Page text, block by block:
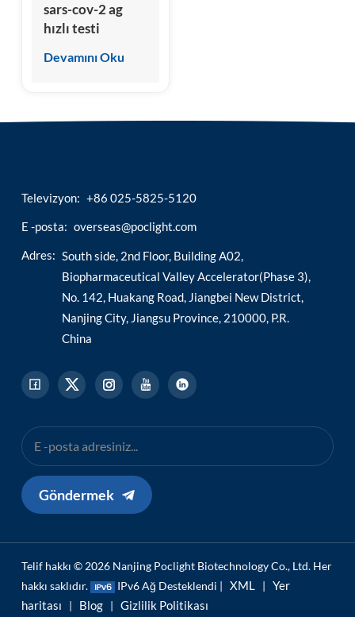
sars-cov-2 ag
hızlı testi
Devamını Oku
Televizyon: +86 025-5825-5120
E -posta: overseas@poclight.com
Adres: South side, 2nd Floor, Building A02,
Biopharmaceutical Valley Accelerator(Phase 3),
No. 142, Huakang Road, Jiangbei New District,
Nanjing City, Jiangsu Province, 210000, P.R.
China
Göndermek
Telif hakkı © 2026 Nanjing Poclight Biotechnology Co., Ltd. Her
hakkı saklıdır.
IPv6 Ağ Desteklendi | XML | Yer
haritası
| Blog | Gizlilik Politikası